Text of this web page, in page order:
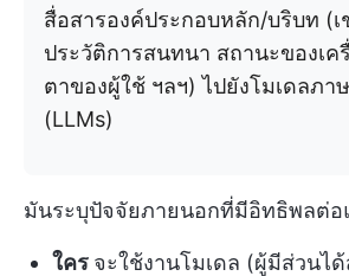
สื่อสารองค์ประกอบหลัก/บริบท (
ประวัติการสนทนา สถานะของเค
ตาของผู้ใช้ ฯลฯ) ไปยังโมเดลภ
(LLMs)
มันระบุปัจจัยภายนอกที่มีอิทธิพลต่อ
ใคร จะใช้งานโมเดล (ผู้มีส่วนได้